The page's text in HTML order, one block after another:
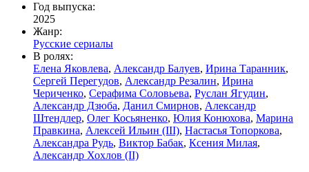
Год выпуска:
2025
Жанр:
Русские сериалы
В ролях:
Елена Яковлева, Александр Балуев, Ирина Таранник,
Сергей Перегудов, Александр Резалин, Ирина
Чериченко, Серафима Соловьева, Руслан Ягудин,
Александр Дзюба, Данил Смирнов, Александр
Штендлер, Олег Косьяненко, Юлия Конюхова, Марина
Правкина, Алексей Ильин (III), Настасья Топоркова,
Александра Рудь, Виктор Бабак, Ксения Милая,
Александр Хохлов (II)